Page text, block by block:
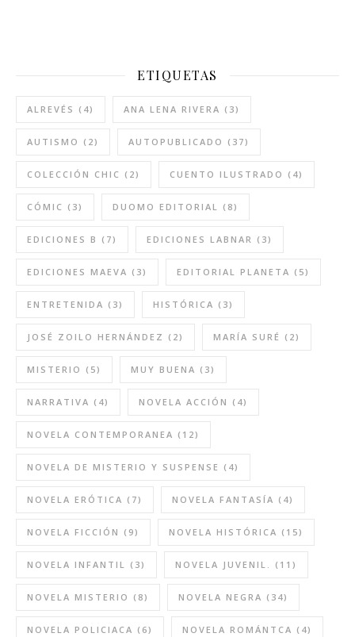
ETIQUETAS
ALREVÉS (4) ANA LENA RIVERA (3)
AUTISMO (2) AUTOPUBLICADO (37)
COLECCIÓN CHIC (2) CUENTO ILUSTRADO (4)
CÓMIC (3) DUOMO EDITORIAL (8)
EDICIONES B (7) EDICIONES LABNAR (3)
EDICIONES MAEVA (3) EDITORIAL PLANETA (5)
ENTRETENIDA (3) HISTÓRICA (3)
JOSÉ ZOILO HERNÁNDEZ (2) MARÍA SURÉ (2)
MISTERIO (5) MUY BUENA (3)
NARRATIVA (4) NOVELA ACCIÓN (4)
NOVELA CONTEMPORANEA (12)
NOVELA DE MISTERIO Y SUSPENSE (4)
NOVELA ERÓTICA (7) NOVELA FANTASÍA (4)
NOVELA FICCIÓN (9) NOVELA HISTÓRICA (15)
NOVELA INFANTIL (3) NOVELA JUVENIL. (11)
NOVELA MISTERIO (8) NOVELA NEGRA (34)
NOVELA POLICIACA (6) NOVELA ROMÁNTCA (4)